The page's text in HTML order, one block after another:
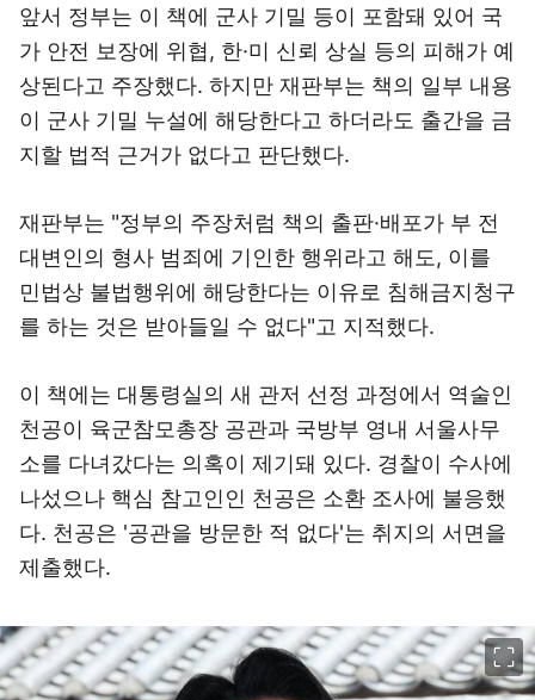
앞서 정부는 이 책에 군사 기밀 등이 포함돼 있어 국
가 안전 보장에 위협, 한·미 신뢰 상실 등의 피해가 예
상된다고 주장했다. 하지만 재판부는 책의 일부 내용
이 군사 기밀 누설에 해당한다고 하더라도 출간을 금
지할 법적 근거가 없다고 판단했다.
재판부는 "정부의 주장처럼 책의 출판·배포가 부 전
대변인의 형사 범죄에 기인한 행위라고 해도, 이를
민법상 불법행위에 해당한다는 이유로 침해금지청구
를 하는 것은 받아들일 수 없다"고 지적했다.
이 책에는 대통령실의 새 관저 선정 과정에서 역술인
천공이 육군참모총장 공관과 국방부 영내 서울사무
소를 다녀갔다는 의혹이 제기돼 있다. 경찰이 수사에
나섰으나 핵심 참고인인 천공은 소환 조사에 불응했
다. 천공은 '공관을 방문한 적 없다'는 취지의 서면을
제출했다.